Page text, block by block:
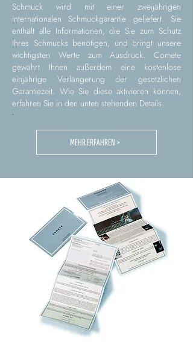
Schmuck wird mit einer zweijährigen
internationalen Schmuckgarantie geliefert. Sie
enthält alle Informationen, die Sie zum Schutz
Ihres Schmucks benötigen, und bringt unsere
wichtigsten Werte zum Ausdruck. Comete
gewährt Ihnen außerdem eine kostenlose
einjährige Verlängerung der gesetzlichen
Garantiezeit. Wie Sie diese aktivieren können,
erfahren Sie in den unten stehenden Details.
MEHR ERFAHREN >